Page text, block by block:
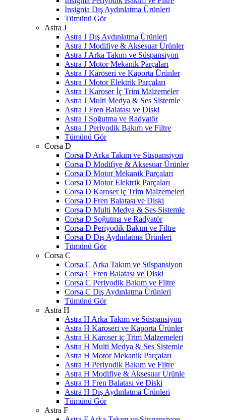
İnsignia Dış Aydınlatma Ürünleri
Tümünü Gör
Astra J
Astra J Dış Aydınlatma Ürünleri
Astra J Modifiye & Aksesuar Ürünler
Astra J Arka Takım ve Süspansiyon
Astra J Motor Mekanik Parçaları
Astra J Karoseri ve Kaporta Ürünler
Astra J Motor Elektrik Parçaları
Astra J Karoser İç Trim Malzemeler
Astra J Multi Medya & Ses Sistemle
Astra J Fren Balatası ve Diski
Astra J Soğutma ve Radyatör
Astra J Periyodik Bakım ve Filtre
Tümünü Gör
Corsa D
Corsa D Arka Takım ve Süspansiyon
Corsa D Modifiye & Aksesuar Ürünler
Corsa D Motor Mekanik Parçaları
Corsa D Motor Elektrik Parçaları
Corsa D Karoser iç Trim Malzemeleri
Corsa D Fren Balatası ve Diski
Corsa D Multi Medya & Ses Sistemle
Corsa D Soğutma ve Radyatör
Corsa D Periyodik Bakım ve Filtre
Corsa D Dış Aydınlatma Ürünleri
Tümünü Gör
Corsa C
Corsa C Arka Takım ve Süspansiyon
Corsa C Fren Balatası ve Diski
Corsa C Periyodik Bakım ve Filtre
Corsa C Dış Aydınlatma Ürünleri
Tümünü Gör
Astra H
Astra H Arka Takım ve Süspansiyon
Astra H Karoseri ve Kaporta Ürünler
Astra H Karoser iç Trim Malzemeleri
Astra H Multi Medya & Ses Sistemle
Astra H Motor Mekanik Parçaları
Astra H Periyodik Bakım ve Filtre
Astra H Modifiye & Aksesuar Ürünle
Astra H Fren Balatası ve Diski
Astra H Dış Aydınlatma Ürünleri
Tümünü Gör
Astra F